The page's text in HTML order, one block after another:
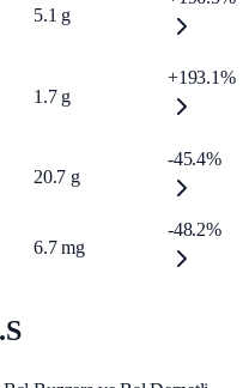
5.1 g
1.7 g
+193.1%
20.7 g
-45.4%
6.7 mg
-48.2%